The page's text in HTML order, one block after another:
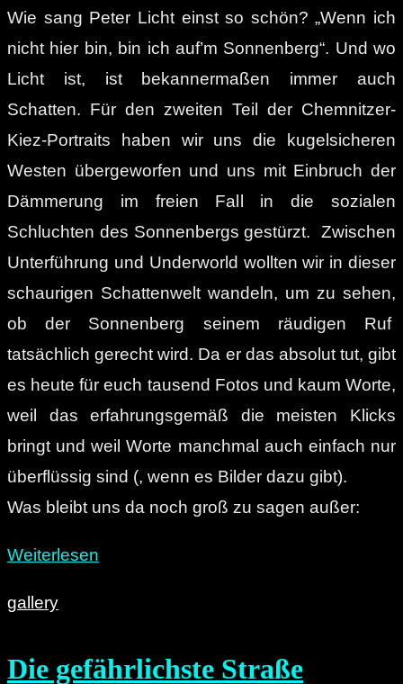
Wie sang Peter Licht einst so schön? „Wenn ich
nicht hier bin, bin ich auf’m Sonnenberg“. Und wo
Licht ist, ist bekannermaßen immer auch
Schatten. Für den zweiten Teil der Chemnitzer-
Kiez-Portraits haben wir uns die kugelsicheren
Westen übergeworfen und uns mit Einbruch der
Dämmerung im freien Fall in die sozialen
Schluchten des Sonnenbergs gestürzt. Zwischen
Unterführung und Underworld wollten wir in dieser
schaurigen Schattenwelt wandeln, um zu sehen,
ob der Sonnenberg seinem räudigen Ruf
tatsächlich gerecht wird. Da er das absolut tut, gibt
es heute für euch tausend Fotos und kaum Worte,
weil das erfahrungsgemäß die meisten Klicks
bringt und weil Worte manchmal auch einfach nur
überflüssig sind (, wenn es Bilder dazu gibt).
Was bleibt uns da noch groß zu sagen außer:
Weiterlesen
Schattenseiten
gallery
Die gefährlichste Straße